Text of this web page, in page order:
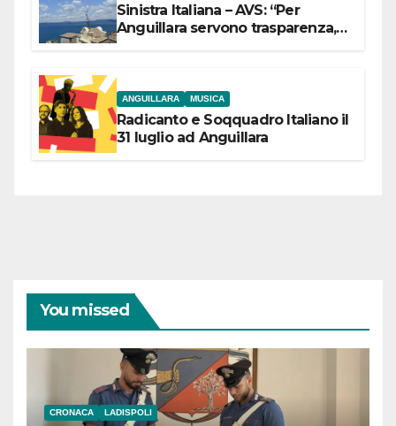
Sinistra Italiana – AVS: “Per
Anguillara servono trasparenza,
ANGUILLARA MUSICA
Radicanto e Soqquadro Italiano il
31 luglio ad Anguillara
You missed
CRONACA LADISPOLI